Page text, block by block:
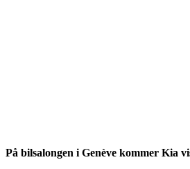
På bilsalongen i Genève kommer Kia